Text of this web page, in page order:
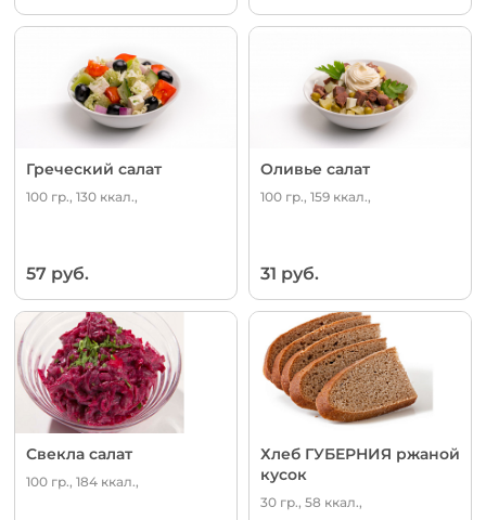
Греческий салат
100 гр., 130 ккал.,
57 руб.
Оливье салат
100 гр., 159 ккал.,
31 руб.
Свекла салат
100 гр., 184 ккал.,
Хлеб ГУБЕРНИЯ ржаной
кусок
30 гр., 58 ккал.,